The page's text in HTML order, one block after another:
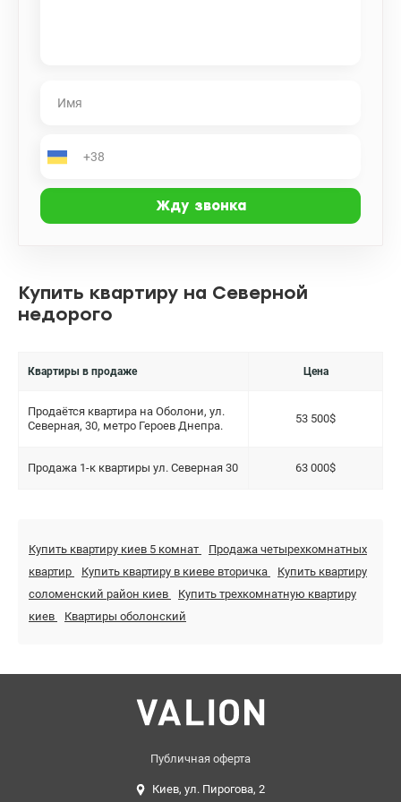
Купить квартиру на Северной
недорого
Квартиры в продаже Цена
Продаётся квартира на Оболони, ул.
Северная, 30, метро Героев Днепра.
53 500$
Продажа 1-к квартиры ул. Северная 30 63 000$
Купить квартиру киев 5 комнат
Продажа четырехкомнатных
квартир
Купить квартиру в киеве вторичка
Купить квартиру
соломенский район киев
Купить трехкомнатную квартиру
киев
Квартиры оболонский
Публичная оферта
Киев, ул. Пирогова, 2